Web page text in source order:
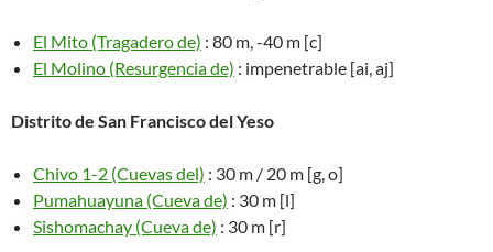
El Mito (Tragadero de) : 80 m, -40 m [c]
El Molino (Resurgencia de) : impenetrable [ai, aj]
Distrito de San Francisco del Yeso
Chivo 1-2 (Cuevas del) : 30 m / 20 m [g, o]
Pumahuayuna (Cueva de) : 30 m [l]
Sishomachay (Cueva de) : 30 m [r]